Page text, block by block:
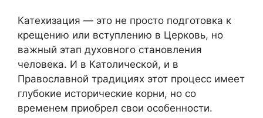
Катехизация — это не просто подготовка к
крещению или вступлению в Церковь, но
важный этап духовного становления
человека. И в Католической, и в
Православной традициях этот процесс имеет
глубокие исторические корни, но со
временем приобрел свои особенности.